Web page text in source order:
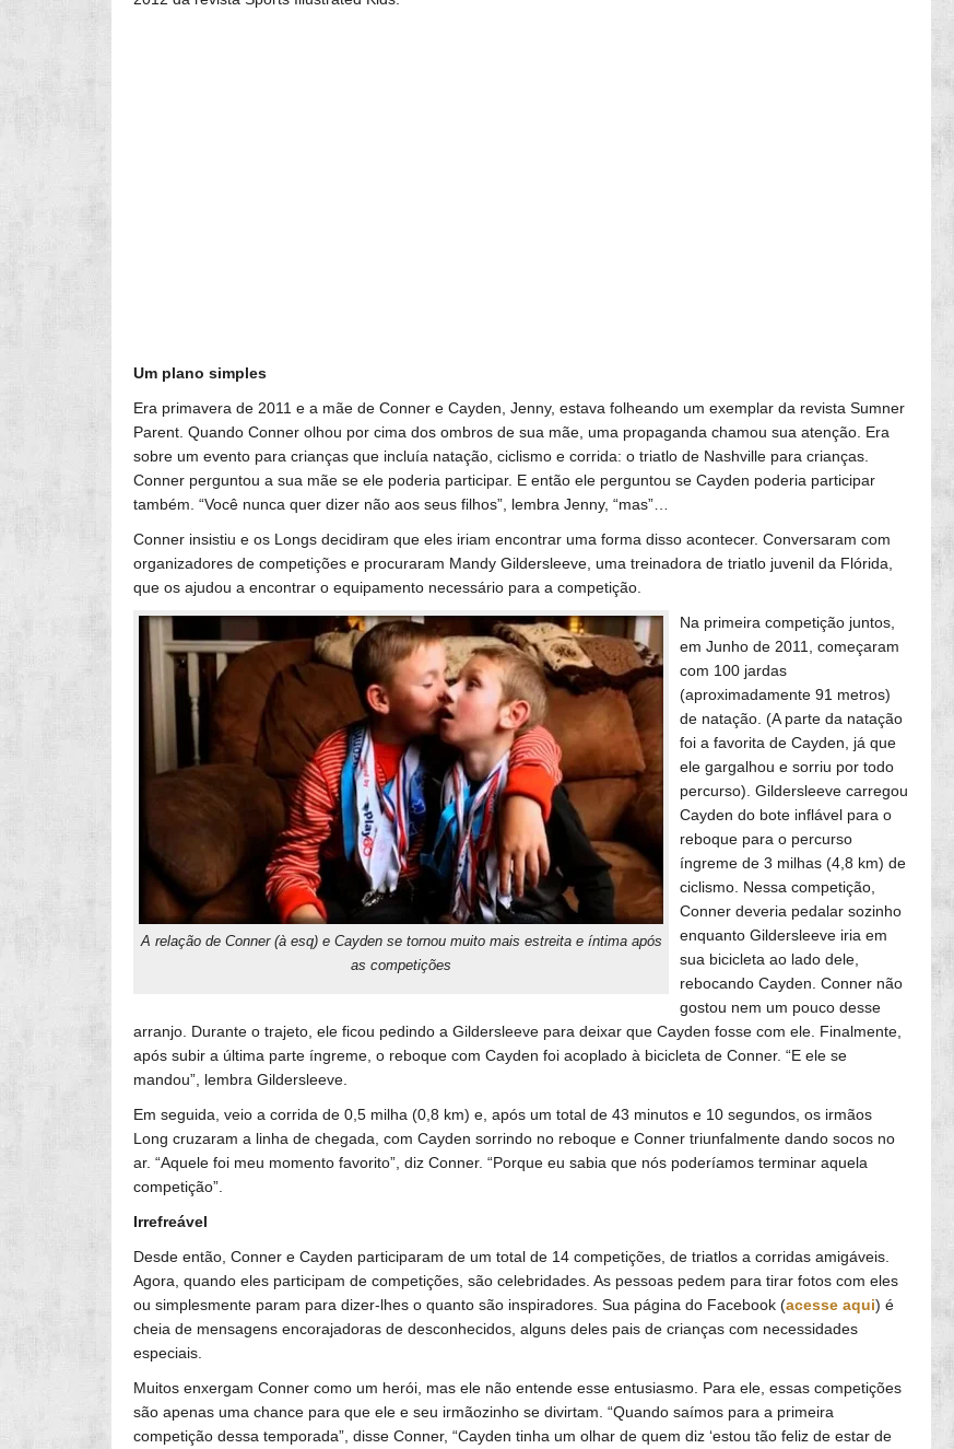
Um plano simples
Era primavera de 2011 e a mãe de Conner e Cayden, Jenny, estava folheando um exemplar da revista Sumner
Parent. Quando Conner olhou por cima dos ombros de sua mãe, uma propaganda chamou sua atenção. Era
sobre um evento para crianças que incluía natação, ciclismo e corrida: o triatlo de Nashville para crianças.
Conner perguntou a sua mãe se ele poderia participar. E então ele perguntou se Cayden poderia participar
também. “Você nunca quer dizer não aos seus filhos”, lembra Jenny, “mas”…
Conner insistiu e os Longs decidiram que eles iriam encontrar uma forma disso acontecer. Conversaram com
organizadores de competições e procuraram Mandy Gildersleeve, uma treinadora de triatlo juvenil da Flórida,
que os ajudou a encontrar o equipamento necessário para a competição.
A relação de Conner (à esq) e Cayden se tornou muito mais estreita e íntima após
as competições
Na primeira competição juntos,
em Junho de 2011, começaram
com 100 jardas
(aproximadamente 91 metros)
de natação. (A parte da natação
foi a favorita de Cayden, já que
ele gargalhou e sorriu por todo
percurso). Gildersleeve carregou
Cayden do bote inflável para o
reboque para o percurso
íngreme de 3 milhas (4,8 km) de
ciclismo. Nessa competição,
Conner deveria pedalar sozinho
enquanto Gildersleeve iria em
sua bicicleta ao lado dele,
rebocando Cayden. Conner não
gostou nem um pouco desse
arranjo. Durante o trajeto, ele ficou pedindo a Gildersleeve para deixar que Cayden fosse com ele. Finalmente,
após subir a última parte íngreme, o reboque com Cayden foi acoplado à bicicleta de Conner. “E ele se
mandou”, lembra Gildersleeve.
Em seguida, veio a corrida de 0,5 milha (0,8 km) e, após um total de 43 minutos e 10 segundos, os irmãos
Long cruzaram a linha de chegada, com Cayden sorrindo no reboque e Conner triunfalmente dando socos no
ar. “Aquele foi meu momento favorito”, diz Conner. “Porque eu sabia que nós poderíamos terminar aquela
competição”.
Irrefreável
Desde então, Conner e Cayden participaram de um total de 14 competições, de triatlos a corridas amigáveis.
Agora, quando eles participam de competições, são celebridades. As pessoas pedem para tirar fotos com eles
ou simplesmente param para dizer-lhes o quanto são inspiradores. Sua página do Facebook (acesse aqui) é
cheia de mensagens encorajadoras de desconhecidos, alguns deles pais de crianças com necessidades
especiais.
Muitos enxergam Conner como um herói, mas ele não entende esse entusiasmo. Para ele, essas competições
são apenas uma chance para que ele e seu irmãozinho se divirtam. “Quando saímos para a primeira
competição dessa temporada”, disse Conner, “Cayden tinha um olhar de quem diz ‘estou tão feliz de estar de